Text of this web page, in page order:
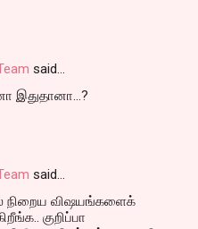
said…
இதுதானா...?
said…
நிறைய விஷயங்களைக்
குறிப்பா